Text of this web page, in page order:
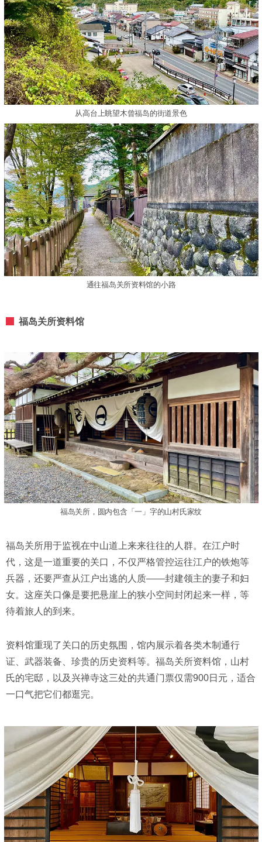
从高台上眺望木曾福岛的街道景色
通往福岛关所资料馆的小路
福岛关所资料馆
福岛关所，圆内包含「一」字的山村氏家纹
福岛关所用于监视在中山道上来来往往的人群。在江户时
代，这是一道重要的关口，不仅严格管控运往江户的铁炮等
兵器，还要严查从江户出逃的人质——封建领主的妻子和妇
女。这座关口像是要把悬崖上的狭小空间封闭起来一样，等
待着旅人的到来。
资料馆重现了关口的历史氛围，馆内展示着各类木制通行
证、武器装备、珍贵的历史资料等。福岛关所资料馆，山村
氏的宅邸，以及兴禅寺这三处的共通门票仅需900日元，适合
一口气把它们都逛完。